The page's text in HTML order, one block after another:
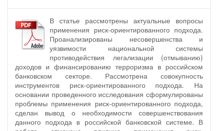
В статье рассмотрены актуальные вопросы
применения риск-ориентированного подхода.
Проанализированы несовершенства и
уязвимости национальной системы
противодействия легализации (отмыванию)
доходов и финансированию терроризма в российском
банковском секторе. Рассмотрена совокупность
инструментов риск-ориентированного подхода. На
основании проведенного исследования сформулированы
проблемы применения риск-ориентированного подхода,
сделан вывод о необходимости совершенствования
данного подхода в российской банковской системе. В